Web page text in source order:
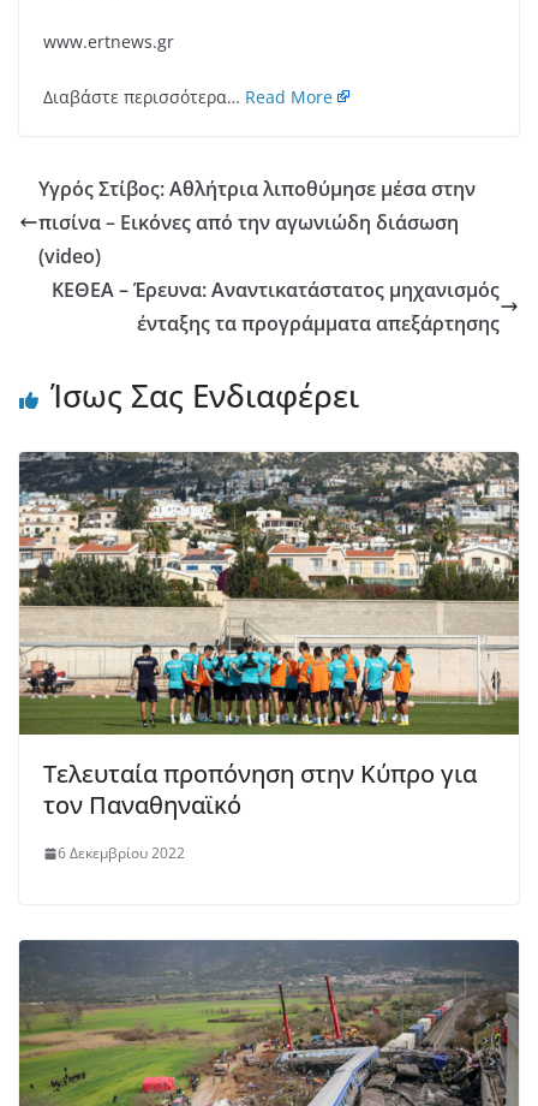
www.ertnews.gr
Διαβάστε περισσότερα… Read More
Υγρός Στίβος: Αθλήτρια λιποθύμησε μέσα στην
πισίνα – Εικόνες από την αγωνιώδη διάσωση
(video)
ΚΕΘΕΑ – Έρευνα: Aναντικατάστατος μηχανισμός
ένταξης τα προγράμματα απεξάρτησης
Ίσως Σας Ενδιαφέρει
Τελευταία προπόνηση στην Κύπρο για
τον Παναθηναϊκό
6 Δεκεμβρίου 2022